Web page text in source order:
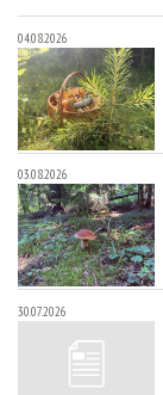
04.08.2026
03.08.2026
30.07.2026